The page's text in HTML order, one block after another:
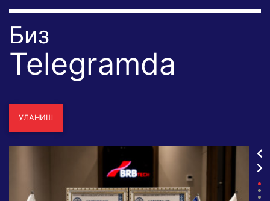
Биз
Telegramda
УЛАНИШ